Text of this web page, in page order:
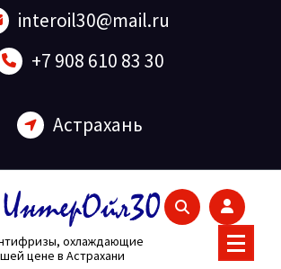
interoil30@mail.ru
+7 908 610 83 30
Астрахань
охлаждающие
цене в Астрахани